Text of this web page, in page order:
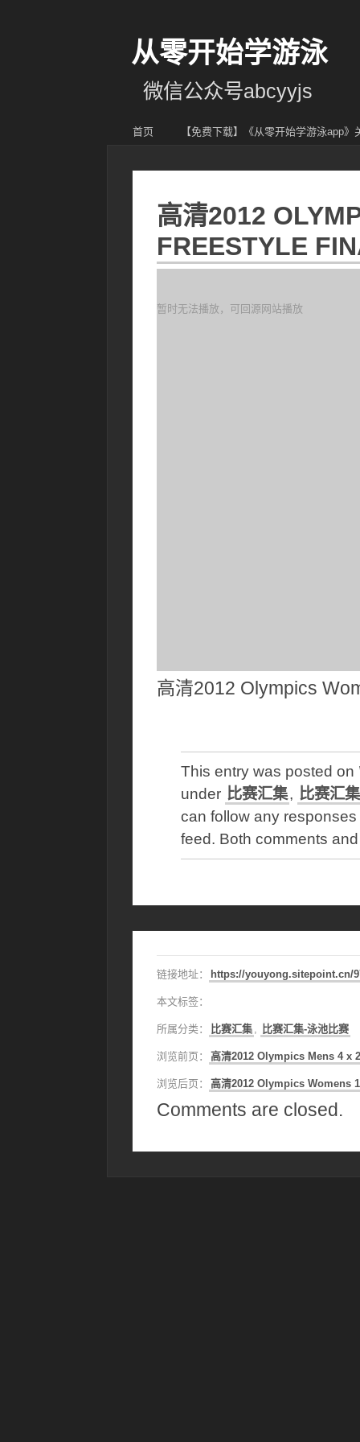
从零开始学游泳
微信公众号abcyyjs
首页 【免费下载】《从零开始学游泳app
高清2012
FREESTYLE
暂时无法播放，可回源网站播放
高清2012 Olympics
This entry was posted on
under 比赛汇集, 比赛汇
can follow any
feed. Both comments
链接地址： https://youyong.sitepoint.cn/
本文标签：
所属分类： 比赛汇集 , 比赛汇集-泳池比赛
浏览前页： 高清2012 Olympics Mens 4 x
浏览后页： 高清2012 Olympics Womens
Comments are closed.